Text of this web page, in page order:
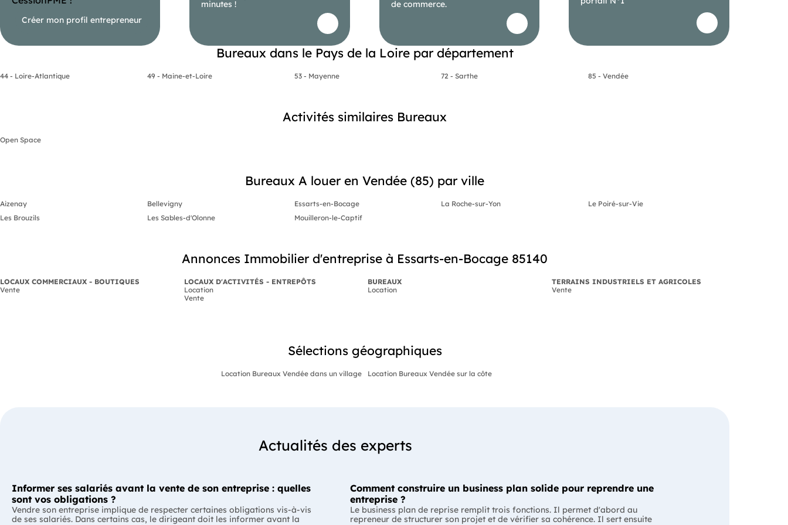
Créer mon profil entrepreneur
minutes !
de commerce.
Bureaux dans le Pays de la Loire par département
44 - Loire-Atlantique 49 - Maine-et-Loire 53 - Mayenne 72 - Sarthe 85 - Vendée
Activités similaires Bureaux
Open Space
Bureaux A louer en Vendée (85) par ville
Aizenay Bellevigny Essarts-en-Bocage La Roche-sur-Yon
Le Poiré-sur-Vie
Les Brouzils
Les Sables-d'Olonne Mouilleron-le-Captif
Annonces Immobilier d'entreprise à Essarts-en-Bocage 85140
LOCAUX COMMERCIAUX - BOUTIQUES
Vente
LOCAUX D'ACTIVITÉS - ENTREPÔTS
Location
Vente
BUREAUX
Location
TERRAINS INDUSTRIELS ET AGRICOLES
Vente
Sélections géographiques
Location Bureaux Vendée dans un village Location Bureaux Vendée sur la côte
Actualités des experts
Informer ses salariés avant la vente de son entreprise : quelles
sont vos obligations ?
Vendre son entreprise implique de respecter certaines obligations vis-à-vis
de ses salariés. Dans certains cas, le dirigeant doit les informer avant la
Comment construire un business plan solide pour reprendre une
entreprise ?
Le business plan de reprise remplit trois fonctions. Il permet d'abord au
repreneur de structurer son projet et de vérifier sa cohérence. Il sert ensuite